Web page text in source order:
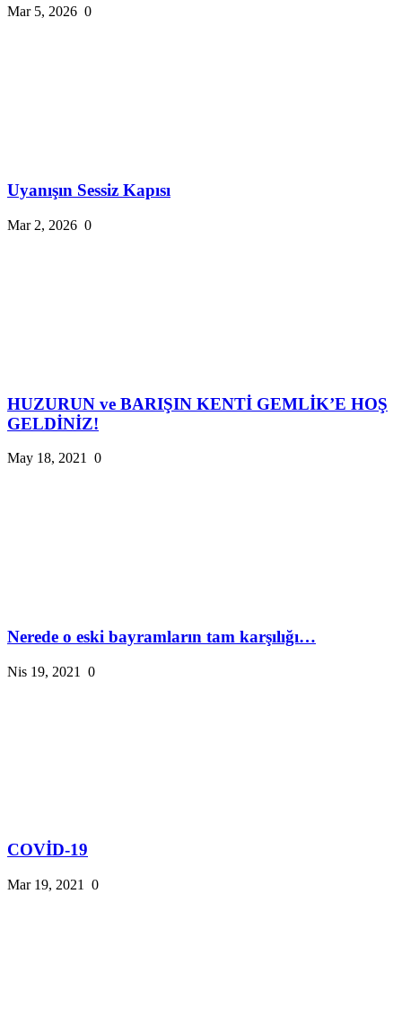
Mar 5, 2026 0
Uyanışın Sessiz Kapısı
Mar 2, 2026 0
HUZURUN ve BARIŞIN KENTİ GEMLİK’E HOŞ
GELDİNİZ!
May 18, 2021 0
Nerede o eski bayramların tam karşılığı…
Nis 19, 2021 0
COVİD-19
Mar 19, 2021 0